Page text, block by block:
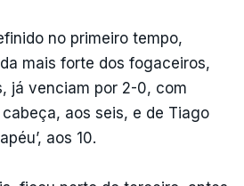
no primeiro tempo,
mais forte dos fogaceiros,
já venciam por 2-0, com
aos seis, e de Tiago
aos 10.